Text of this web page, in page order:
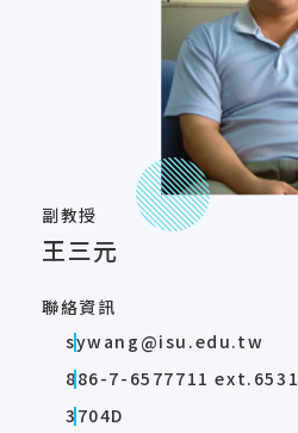
副教授
王三元
聯絡資訊
sywang@isu.edu.tw
886-7-6577711 ext.6531
3704D